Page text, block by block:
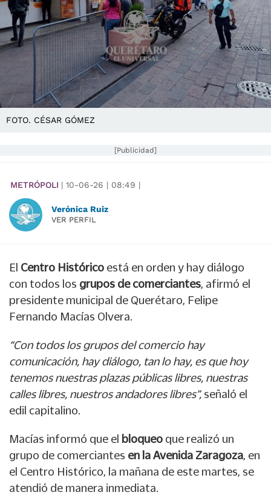
FOTO. CÉSAR GÓMEZ
[Publicidad]
METRÓPOLI | 10-06-26 | 08:49 |
Verónica Ruiz
VER PERFIL
El Centro Histórico está en orden y hay diálogo
con todos los grupos de comerciantes, afirmó el
presidente municipal de Querétaro, Felipe
Fernando Macías Olvera.
“Con todos los grupos del comercio hay
comunicación, hay diálogo, tan lo hay, es que hoy
tenemos nuestras plazas públicas libres, nuestras
calles libres, nuestros andadores libres”, señaló el
edil capitalino.
Macías informó que el bloqueo que realizó un
grupo de comerciantes en la Avenida Zaragoza, en
el Centro Histórico, la mañana de este martes, se
atendió de manera inmediata.